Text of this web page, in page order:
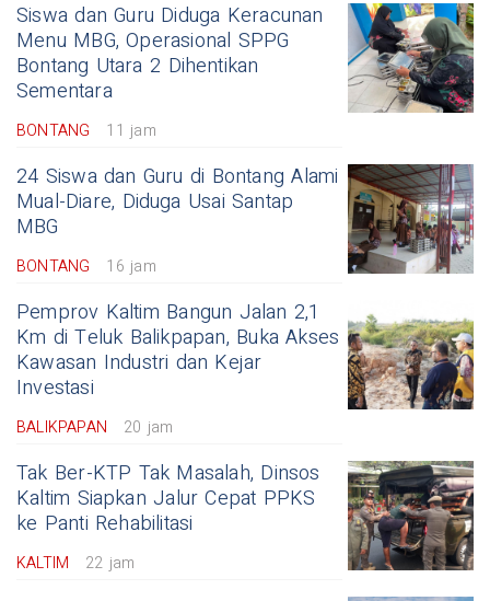
Siswa dan Guru Diduga Keracunan
Menu MBG, Operasional SPPG
Bontang Utara 2 Dihentikan
Sementara
BONTANG 11 jam
24 Siswa dan Guru di Bontang Alami
Mual-Diare, Diduga Usai Santap
MBG
BONTANG 16 jam
Pemprov Kaltim Bangun Jalan 2,1
Km di Teluk Balikpapan, Buka Akses
Kawasan Industri dan Kejar
Investasi
BALIKPAPAN 20 jam
Tak Ber-KTP Tak Masalah, Dinsos
Kaltim Siapkan Jalur Cepat PPKS
ke Panti Rehabilitasi
KALTIM 22 jam